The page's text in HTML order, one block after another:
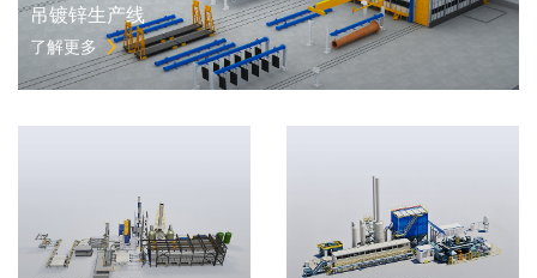
吊镀锌生产线
了解更多